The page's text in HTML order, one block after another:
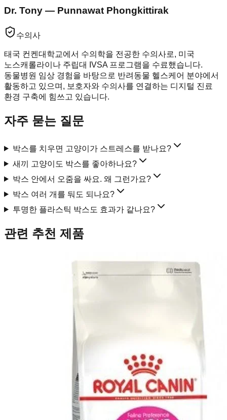
Dr. Tony — Punnawat Phongkittirak
수의사
태국 컨켄대학교에서 수의학을 전공한 수의사로, 미국
노스캐롤라이나 주립대 IVSA 프로그램을 수료했습니다.
동물병원 임상 경험을 바탕으로 반려동물 헬스케어 분야에서
활동하고 있으며, 보호자와 수의사를 연결하는 디지털 진료
환경 구축에 힘쓰고 있습니다.
자주 묻는 질문
박스를 치우면 고양이가 스트레스를 받나요?
새끼 고양이도 박스를 좋아하나요?
박스 안에서 오줌을 싸요. 왜 그런가요?
박스 여러 개를 둬도 되나요?
투명한 플라스틱 박스도 효과가 같나요?
관련 추천 제품